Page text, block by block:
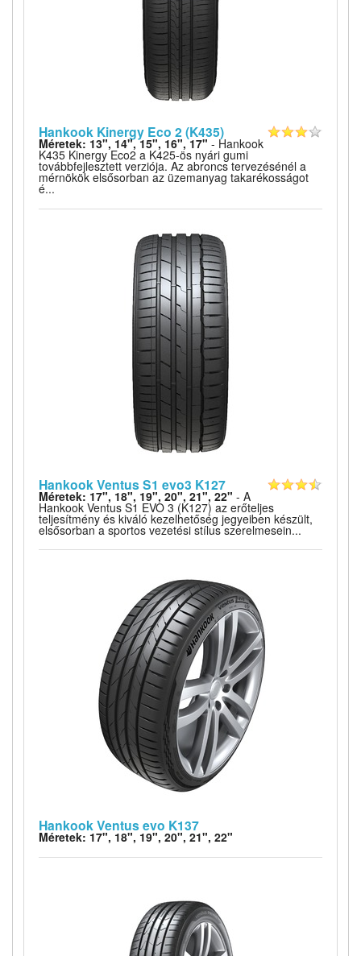
Hankook Kinergy Eco 2 (K435)
Méretek: 13", 14", 15", 16", 17" - Hankook
K435 Kinergy Eco2 a K425-ös nyári gumi
továbbfejlesztett verziója. Az abroncs tervezésénél a
mérnökök elsősorban az üzemanyag takarékosságot
é...
Hankook Ventus S1 evo3 K127
Méretek: 17", 18", 19", 20", 21", 22" - A
Hankook Ventus S1 EVO 3 (K127) az erőteljes
teljesítmény és kiváló kezelhetőség jegyeiben készült,
elsősorban a sportos vezetési stílus szerelmesein...
Hankook Ventus evo K137
Méretek: 17", 18", 19", 20", 21", 22"